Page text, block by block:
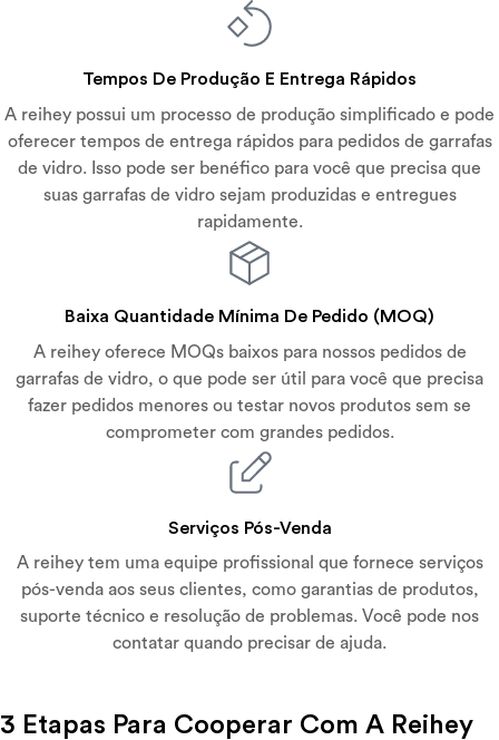
Tempos De Produção E Entrega Rápidos
A reihey possui um processo de produção simplificado e pode
oferecer tempos de entrega rápidos para pedidos de garrafas
de vidro. Isso pode ser benéfico para você que precisa que
suas garrafas de vidro sejam produzidas e entregues
rapidamente.
Baixa Quantidade Mínima De Pedido (MOQ)
A reihey oferece MOQs baixos para nossos pedidos de
garrafas de vidro, o que pode ser útil para você que precisa
fazer pedidos menores ou testar novos produtos sem se
comprometer com grandes pedidos.
Serviços Pós-Venda
A reihey tem uma equipe profissional que fornece serviços
pós-venda aos seus clientes, como garantias de produtos,
suporte técnico e resolução de problemas. Você pode nos
contatar quando precisar de ajuda.
3 Etapas Para Cooperar Com A Reihey